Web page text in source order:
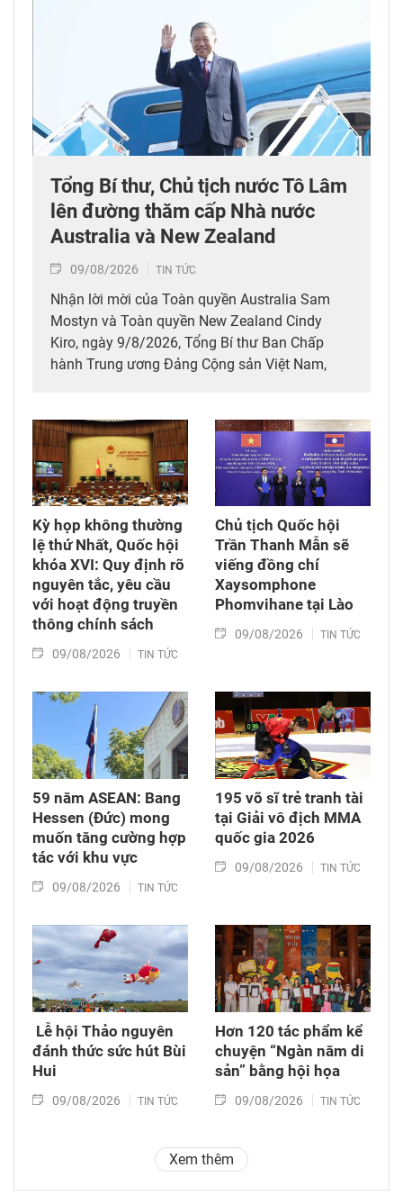
Tổng Bí thư, Chủ tịch nước Tô Lâm
lên đường thăm cấp Nhà nước
Australia và New Zealand
09/08/2026 TIN TỨC
Nhận lời mời của Toàn quyền Australia Sam
Mostyn và Toàn quyền New Zealand Cindy
Kiro, ngày 9/8/2026, Tổng Bí thư Ban Chấp
hành Trung ương Đảng Cộng sản Việt Nam,
Nam rời Thủ đô Hà Nội lên đường thăm cấp
Nhà nước tới Australia và New Zealand từ ngày
9 - 14/8/2026.
Kỳ họp không thường
lệ thứ Nhất, Quốc hội
khóa XVI: Quy định rõ
nguyên tắc, yêu cầu
với hoạt động truyền
thông chính sách
09/08/2026 TIN TỨC
Chủ tịch Quốc hội
Trần Thanh Mẫn sẽ
viếng đồng chí
Xaysomphone
Phomvihane tại Lào
09/08/2026 TIN TỨC
59 năm ASEAN: Bang
Hessen (Đức) mong
muốn tăng cường hợp
tác với khu vực
09/08/2026 TIN TỨC
195 võ sĩ trẻ tranh tài
tại Giải vô địch MMA
quốc gia 2026
09/08/2026 TIN TỨC
​ Lễ hội Thảo nguyên
đánh thức sức hút Bùi
Hui
09/08/2026 TIN TỨC
Hơn 120 tác phẩm kể
chuyện “Ngàn năm di
sản” bằng hội họa
09/08/2026 TIN TỨC
Xem thêm